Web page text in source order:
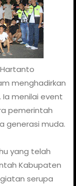
menghadirkan
menilai event
pemerintah
generasi muda.
yang telah
Kabupaten
serupa